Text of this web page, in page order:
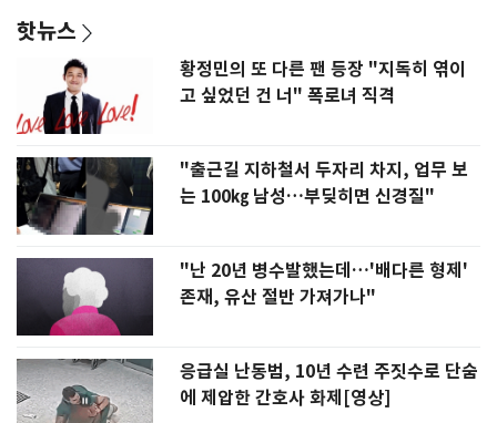
핫뉴스
황정민의 또 다른 팬 등장 "지독히 엮이
고 싶었던 건 너" 폭로녀 직격
"출근길 지하철서 두자리 차지, 업무 보
는 100㎏ 남성…부딪히면 신경질"
"난 20년 병수발했는데…'배다른 형제'
존재, 유산 절반 가져가나"
응급실 난동범, 10년 수련 주짓수로 단숨
에 제압한 간호사 화제[영상]